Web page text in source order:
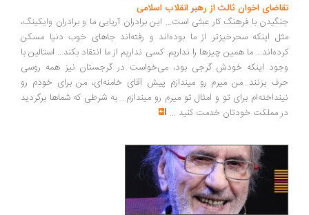
اخوان ثالث از رهبر انقلاب اسلامی
با فرهنگ کار عبثی است... این برادران آریایی ما و برادران وایکینگ،
اینکه سحرخیزتر از ما بوده‌اند و رفته‌اند جاهای خوب دنیا مسکن
ما همین چیزها را نداریم. کسی نداریم از ما انتقاد بکند... استالین با
اینکه خودش گرجی بود، می‌خواست در گرجستان نیز همه روسی
بزنند...من میرم رو میندازم پیش آقای خامنه‌ای، من برای خودم رو
برای تو و امثال تو میرم رو میندازم... به شرطی که شماها برگردید
مملکت خودتان خدمت کنید...